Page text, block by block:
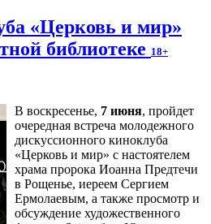
«Церковь и мир»
библиотеке 18+
В воскресенье, 7 июня, пройдет
очередная встреча молодежного
дискуссионного киноклуба
«Церковь и мир» с настоятелем
храма пророка Иоанна Предтечи
в Рощенье, иереем Сергием
Ермолаевым, а также просмотр и
обсуждение художественного